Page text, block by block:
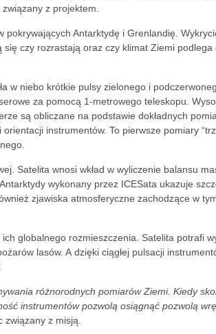
z projektem.
pokrywających Antarktydę i Grenlandię.
czy rozrastają oraz czy klimat Ziemi podlega
w niebo krótkie pulsy zielonego i
za pomocą 1-metrowego teleskopu.
są obliczane na podstawie dokładnych
instrumentów. To pierwsze pomiary
Satelita wnosi wkład w wyliczenie balansu
wykonany przez ICESata ukazuje
zjawiska atmosferyczne zachodzące w
globalnego rozmieszczenia. Satelita potrafi
lasów. A dzięki ciągłej pulsacji
różnorodnych pomiarów Ziemi. Kiedy
instrumentów pozwolą osiągnąć pozwolą
związany z misją.